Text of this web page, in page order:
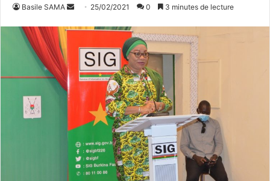
Basile SAMA
o
u
25/02/2021 0 3 minutes de lecture